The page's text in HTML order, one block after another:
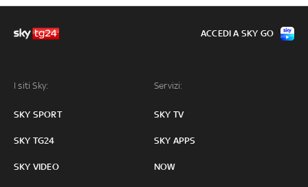
I siti Sky:
SKY SPORT
SKY TG24
SKY VIDEO
Servizi:
SKY TV
SKY APPS
NOW
ACCEDI A SKY GO